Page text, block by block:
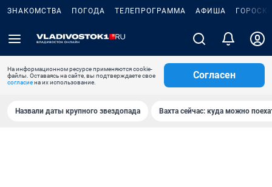
ЗНАКОМСТВА ПОГОДА ТЕЛЕПРОГРАММА АФИША
На информационном ресурсе применяются cookie-
файлы. Оставаясь на сайте, вы подтверждаете свое
согласиена их использование.
Согласен
Назвали даты крупного звездопада Вахта сейчас: куда можно